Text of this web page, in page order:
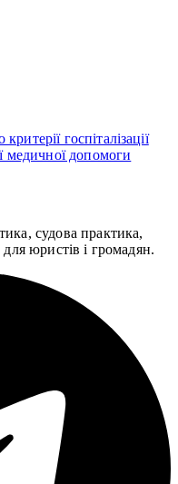
госпіталізації
медичної допомоги
судова практика,
юристів і громадян.